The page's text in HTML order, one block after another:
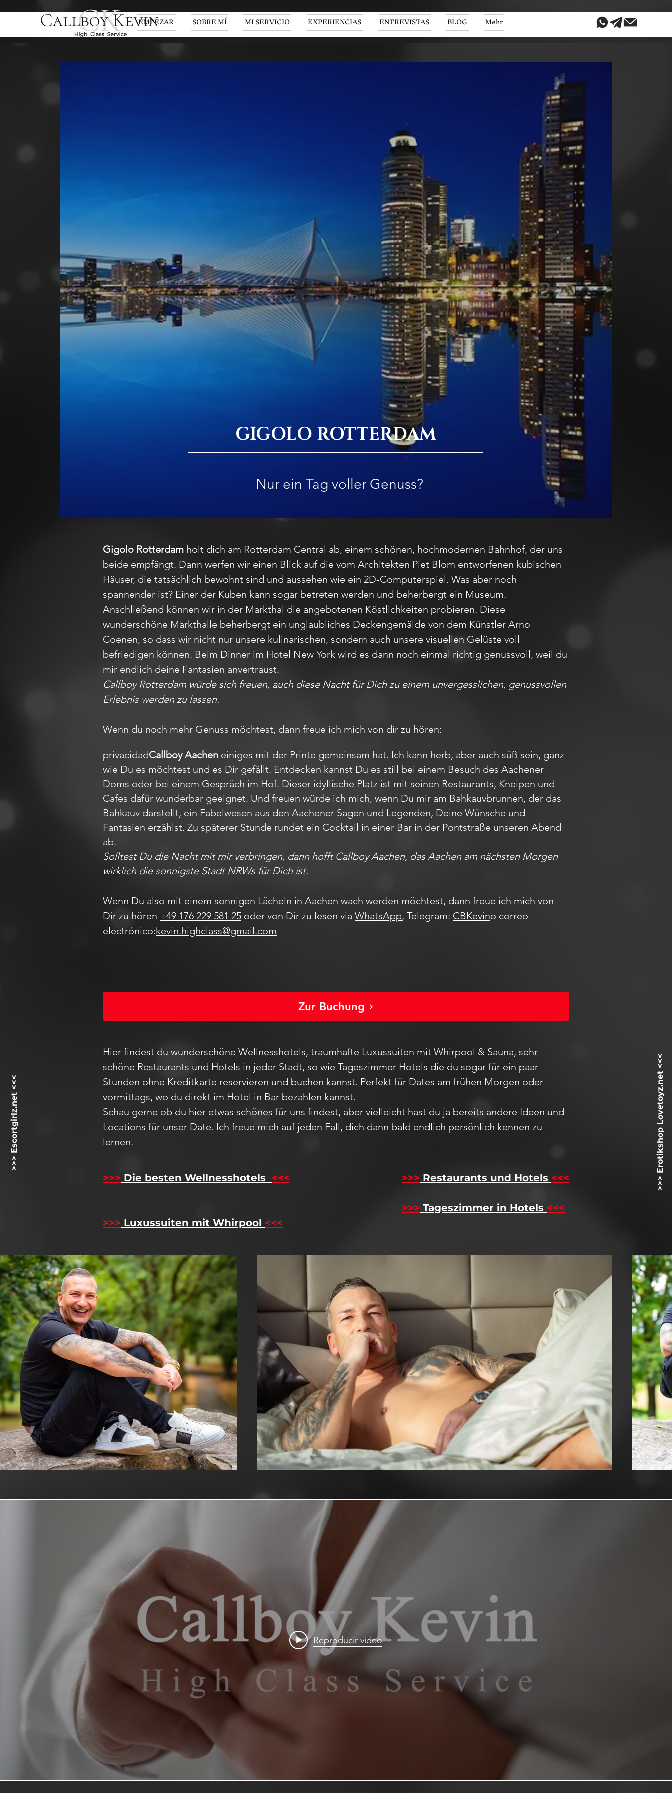
EMPEZAR SOBRE MÍ MI SERVICIO EXPERIENCIAS ENTREVISTAS BLOG Mehr
>>> Erotikshop Lovetoyz.net <<<
>>> Escortgirlz.net <<<
GIGOLO ROTTERDAM
Nur ein Tag voller Genuss?
Gigolo Rotterdam holt dich am Rotterdam Central ab, einem schönen, hochmodernen Bahnhof, der uns
beide empfängt. Dann werfen wir einen Blick auf die vom Architekten Piet Blom entworfenen kubischen
Häuser, die tatsächlich bewohnt sind und aussehen wie ein 2D-Computerspiel. Was aber noch
spannender ist? Einer der Kuben kann sogar betreten werden und beherbergt ein Museum.
Anschließend können wir in der Markthal die angebotenen Köstlichkeiten probieren. Diese
wunderschöne Markthalle beherbergt ein unglaubliches Deckengemälde von dem Künstler Arno
Coenen, so dass wir nicht nur unsere kulinarischen, sondern auch unsere visuellen Gelüste voll
befriedigen können. Beim Dinner im Hotel New York wird es dann noch einmal richtig genussvoll, weil du
mir endlich deine Fantasien anvertraust.
Callboy Rotterdam würde sich freuen, auch diese Nacht für Dich zu einem unvergesslichen, genussvollen
Erlebnis werden zu lassen.
Wenn du noch mehr Genuss möchtest, dann freue ich mich von dir zu hören:
privacidadCallboy Aachen einiges mit der Printe gemeinsam hat. Ich kann herb, aber auch süß sein, ganz
wie Du es möchtest und es Dir gefällt. Entdecken kannst Du es still bei einem Besuch des Aachener
Doms oder bei einem Gespräch im Hof. Dieser idyllische Platz ist mit seinen Restaurants, Kneipen und
Cafes dafür wunderbar geeignet. Und freuen würde ich mich, wenn Du mir am Bahkauvbrunnen, der das
Bahkauv darstellt, ein Fabelwesen aus den Aachener Sagen und Legenden, Deine Wünsche und
Fantasien erzählst. Zu späterer Stunde rundet ein Cocktail in einer Bar in der Pontstraße unseren Abend
ab.
Solltest Du die Nacht mit mir verbringen, dann hofft Callboy Aachen, das Aachen am nächsten Morgen
wirklich die sonnigste Stadt NRWs für Dich ist.
Wenn Du also mit einem sonnigen Lächeln in Aachen wach werden möchtest, dann freue ich mich von
Dir zu hören +49 176 229 581 25 oder von Dir zu lesen via WhatsApp, Telegram: CBKevino correo
electrónico:kevin.highclass@gmail.com
Zur Buchung
Hier findest du wunderschöne Wellnesshotels, traumhafte Luxussuiten mit Whirpool & Sauna, sehr
schöne Restaurants und Hotels in jeder Stadt, so wie Tageszimmer Hotels die du sogar für ein paar
Stunden ohne Kreditkarte reservieren und buchen kannst. Perfekt für Dates am frühen Morgen oder
vormittags, wo du direkt im Hotel in Bar bezahlen kannst.
Schau gerne ob du hier etwas schönes für uns findest, aber vielleicht hast du ja bereits andere Ideen und
Locations für unser Date. Ich freue mich auf jeden Fall, dich dann bald endlich persönlich kennen zu
lernen.
>>> Die besten Wellnesshotels <<<
>>> Luxussuiten mit Whirpool <<<
>>> Restaurants und Hotels <<<
>>> Tageszimmer in Hotels <<<
Reproducir video